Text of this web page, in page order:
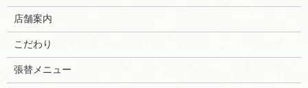
店舗案内
こだわり
張替メニュー